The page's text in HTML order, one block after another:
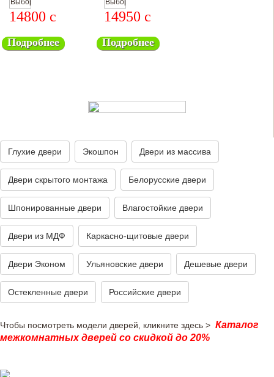
14800 c
Подробнее
14950 c
Подробнее
Глухие двери Экошпон Двери из массива
Двери скрытого монтажа Белорусские двери
Шпонированные двери Влагостойкие двери
Двери из МДФ Каркасно-щитовые двери
Двери Эконом Ульяновские двери Дешевые двери
Остекленные двери Российские двери
Чтобы посмотреть модели дверей, кликните здесь > Каталог
межкомнатных дверей со скидкой до 20%